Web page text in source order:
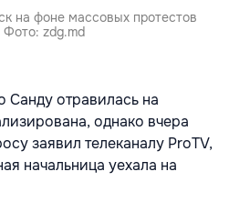
на фоне массовых протестов
zdg.md
Санду отравилась на
однако вчера
заявил телеканалу ProTV,
начальница уехала на